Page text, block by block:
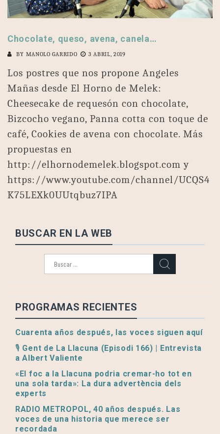
Chocolate, queso, avena, canela…
BY MANOLO GARRIDO 3 ABRIL, 2019
Los postres que nos propone Angeles
Mañas desde El Horno de Melek:
Cheesecake de requesón con chocolate,
Bizcocho vegano, Panna cotta con toque de
café, Cookies de avena con chocolate. Más
propuestas en
http://elhornodemelek.blogspot.com y
https://www.youtube.com/channel/UCQS4
K75LEXk0UUtqbuz7IPA
BUSCAR EN LA WEB
PROGRAMAS RECIENTES
Cuarenta años después, las voces siguen aquí
🎙️ Gent de La Llacuna (Episodi 166) | Entrevista
a Albert Valiente
«El foc a la Llacuna podria cremar-ho tot en
una sola tarda»: La dura advertència dels
experts
RADIO METROPOL, 40 años después. Las
voces de una historia que merece ser
recordada